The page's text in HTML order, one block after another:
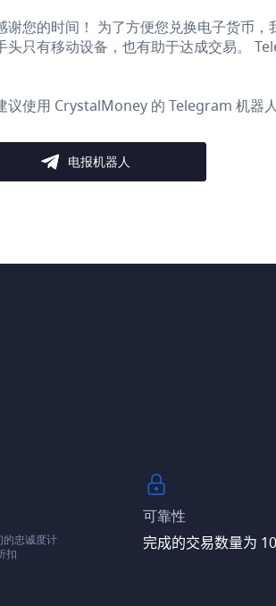
谢您的时间！ 为了方便您兑换电子货币
头只有移动设备，也有助于达成交易。
议使用 CrystalMoney 的 Telegram 机器
电报机器人
忠诚度计
扣
可靠性
完成的交易数量为